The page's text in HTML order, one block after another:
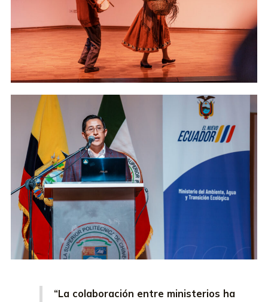
“La colaboración entre ministerios ha